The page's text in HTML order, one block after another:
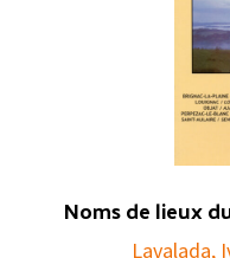
Noms de lieux
Lavalada,